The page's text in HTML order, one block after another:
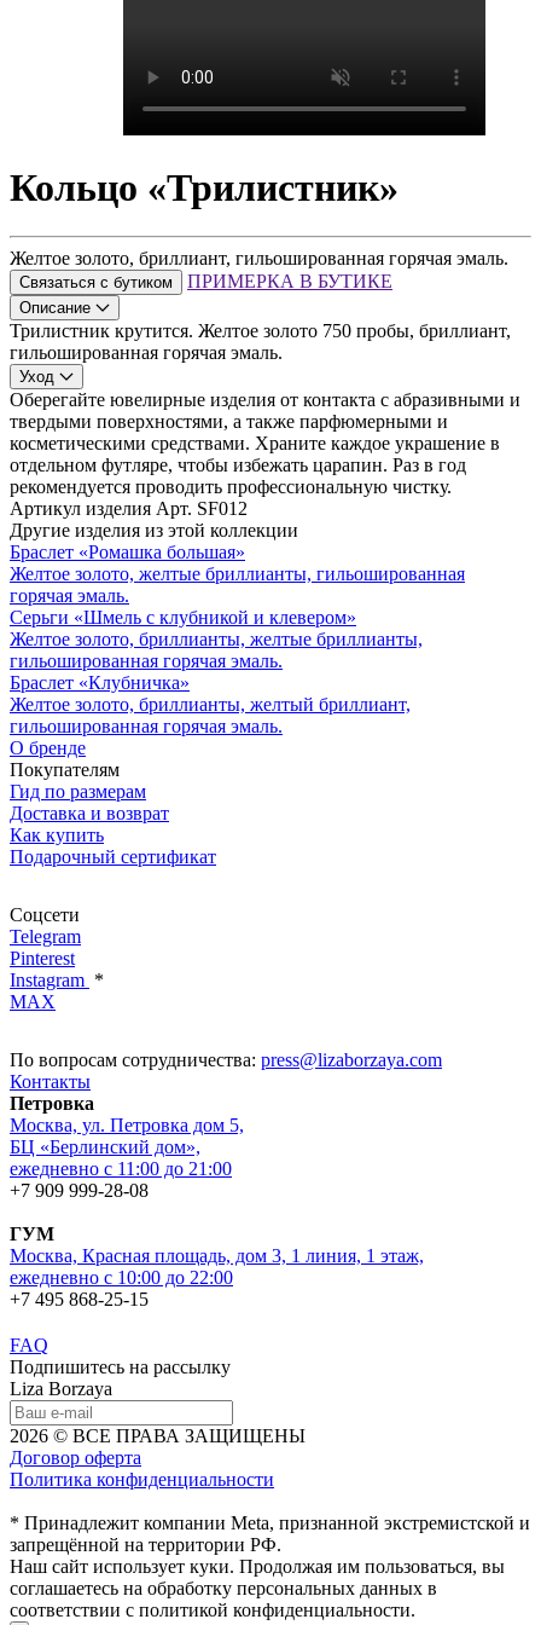
Кольцо «Трилистник»
Желтое золото, бриллиант, гильошированная горячая эмаль.
Связаться с бутиком ПРИМЕРКА В БУТИКЕ
Описание
Трилистник крутится. Желтое золото 750 пробы, бриллиант,
гильошированная горячая эмаль.
Уход
Оберегайте ювелирные изделия от контакта с абразивными и
твердыми поверхностями, а также парфюмерными и
косметическими средствами. Храните каждое украшение в
отдельном футляре, чтобы избежать царапин. Раз в год
рекомендуется проводить профессиональную чистку.
Артикул изделия Арт. SF012
Другие изделия из этой коллекции
Браслет «Ромашка большая»
Желтое золото, желтые бриллианты, гильошированная
горячая эмаль.
Серьги «Шмель с клубникой и клевером»
Желтое золото, бриллианты, желтые бриллианты,
гильошированная горячая эмаль.
Браслет «Клубничка»
Желтое золото, бриллианты, желтый бриллиант,
гильошированная горячая эмаль.
О бренде
Покупателям
Гид по размерам
Доставка и возврат
Как купить
Подарочный сертификат
Соцсети
Telegram
Pinterest
Instagram *
MAX
По вопросам сотрудничества: press@lizaborzaya.com
Контакты
Петровка
Москва, ул. Петровка дом 5,
БЦ «Берлинский дом»,
ежедневно с 11:00 до 21:00
+7 909 999-28-08
ГУМ
Москва, Красная площадь, дом 3, 1 линия, 1 этаж,
ежедневно с 10:00 до 22:00
+7 495 868-25-15
FAQ
Подпишитесь на рассылку
Liza Borzaya
2026 © ВСЕ ПРАВА ЗАЩИЩЕНЫ
Договор оферта
Политика конфиденциальности
* Принадлежит компании Meta, признанной экстремистской и
запрещённой на территории РФ.
Наш сайт использует куки. Продолжая им пользоваться, вы
соглашаетесь на обработку персональных данных в
соответствии с политикой конфиденциальности.